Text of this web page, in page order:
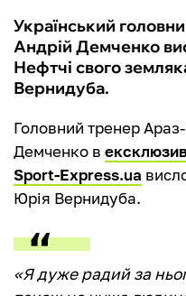
Український
Андрій Демченко
Нефтчі свого
Вернидуба.
Головний тренер
Демченко в
Sport-Express.ua
Юрія Вернидуба.
«Я дуже радий за